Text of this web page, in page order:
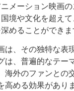
メーション映画
境や文化を超え
めることができ
は、その独特な表
は、普遍的なテー
海外のファンとの
高める効果がありま